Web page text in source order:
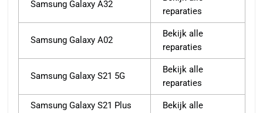
Samsung Galaxy A32
reparaties
Samsung Galaxy A02
Bekijk alle
reparaties
Samsung Galaxy S21 5G
Bekijk alle
reparaties
Samsung Galaxy S21 Plus
Bekijk alle